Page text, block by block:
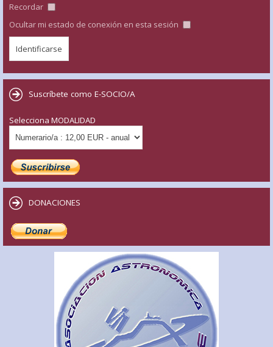
Recordar
Ocultar mi estado de conexión en esta sesión
Suscríbete como E-SOCIO/A
Selecciona MODALIDAD
DONACIONES